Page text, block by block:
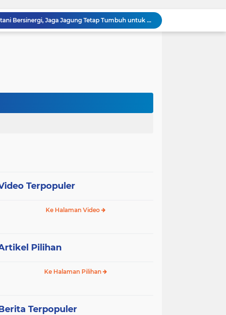
Polsek Kandis dan Petani Bersinergi, Jaga Jagung Tetap Tumbuh untuk Ketahanan Pangan
Melakukan Pendampingan Vaksinasi PMK
Gelar Giat Kampung Pancasila
Terpopuler
Ke Halaman Video
Pilihan
Ke Halaman Pilihan
Terpopuler